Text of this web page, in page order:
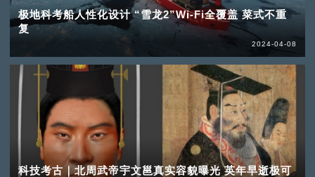
极地科考船人性化设计 “雪龙2”Wi-Fi全覆盖 菜式不重
复
2024-04-08
科技考古｜北周武帝宇文邕真实容貌曝光 英年早逝极可